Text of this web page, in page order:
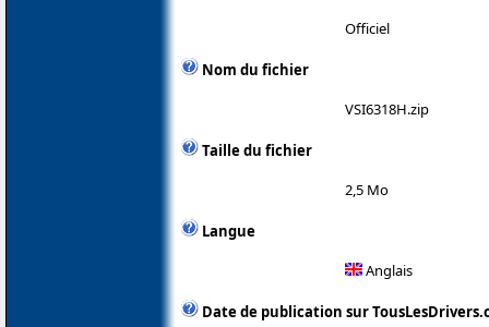
Officiel
Nom du fichier
VSI6318H.zip
Taille du fichier
2,5 Mo
Langue
Anglais
Date de publication sur